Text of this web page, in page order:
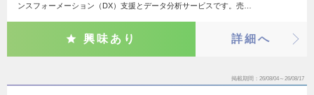
ンスフォーメーション（DX）支援とデータ分析サービスです。売…
興味あり 詳細へ
掲載期間 26/08/04～26/08/17